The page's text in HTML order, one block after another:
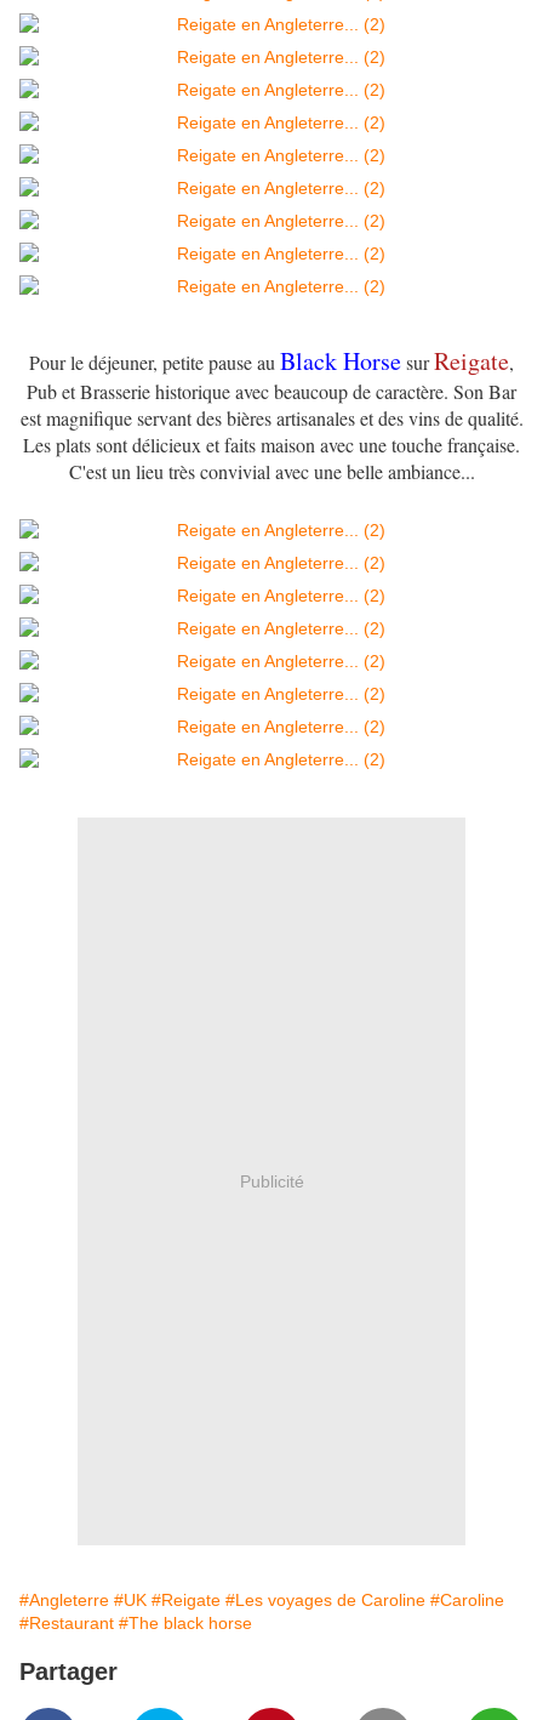
Pour le déjeuner, petite pause au Black HorsesurReigate,
Pub et Brasserie historique avec beaucoup de caractère. Son Bar
est magnifique servant des bières artisanales et des vins de qualité.
Les plats sont délicieux et faits maison avec une touche française.
C'est un lieu très convivial avec une belle ambiance...
Publicité
#Angleterre #UK #Reigate #Les voyages de Caroline #Caroline
#Restaurant #The black horse
Partager